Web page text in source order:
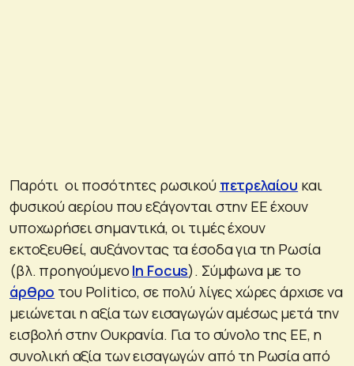
Παρότι οι ποσότητες ρωσικού πετρελαίου και
φυσικού αερίου που εξάγονται στην ΕΕ έχουν
υποχωρήσει σημαντικά, οι τιμές έχουν
εκτοξευθεί, αυξάνοντας τα έσοδα για τη Ρωσία
(βλ. προηγούμενο In Focus). Σύμφωνα με το
άρθρο του Politico, σε πολύ λίγες χώρες άρχισε να
μειώνεται η αξία των εισαγωγών αμέσως μετά την
εισβολή στην Ουκρανία. Για το σύνολο της ΕΕ, η
συνολική αξία των εισαγωγών από τη Ρωσία από